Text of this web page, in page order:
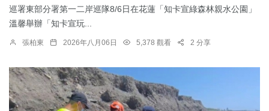
巡署東部分署第一二岸巡隊8/6日在花蓮「知卡宣綠森林親水公園」
溫馨舉辦「知卡宣玩...
張柏東 2026年八月06日 5,378 觀看 2 分享